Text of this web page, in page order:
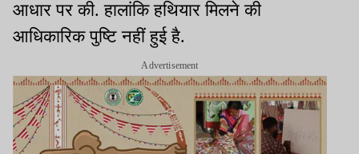
आधार पर की. हालांकि हथियार मिलने की
आधिकारिक पुष्टि नहीं हुई है.
Advertisement